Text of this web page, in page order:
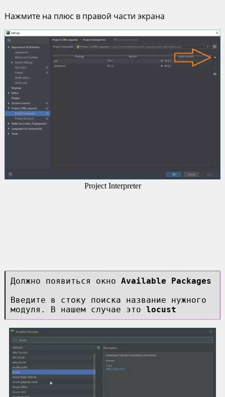
Нажмите на плюс в правой части экрана
Project Interpreter
Должно появиться окно Available Packages
Введите в стоку поиска название нужного
модуля. В нашем случае это locust